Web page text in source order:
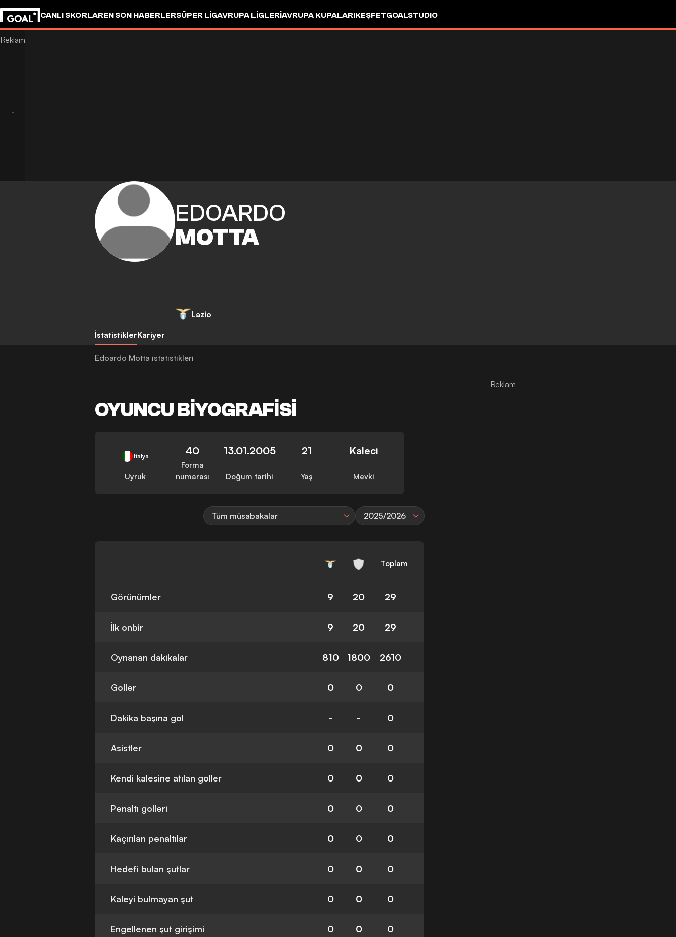
CANLI SKORLAREN SON HABERLERSÜPER LIGAVRUPA LIGLERIAVRUPA KUPALARIKEŞFETGOALSTUDIO
EDOARDO
MOTTA
Lazio
İstatistiklerKariyer
Edoardo Motta istatistikleri
OYUNCU BIYOGRAFISI
İtalya
Uyruk
40
Forma
numarası
13.01.2005
Doğum tarihi
21
Yaş
Kaleci
Mevki
Tüm müsabakalar 2025/2026
Toplam
Görünümler 9 20 29
İlk onbir 9 20 29
Oynanan dakikalar 810 1800 2610
Goller 0 0 0
Dakika başına gol - - 0
Asistler 0 0 0
Kendi kalesine atılan goller 0 0 0
Penaltı golleri 0 0 0
Kaçırılan penaltılar 0 0 0
Hedefi bulan şutlar 0 0 0
Kaleyi bulmayan şut 0 0 0
Engellenen şut girişimi 0 0 0